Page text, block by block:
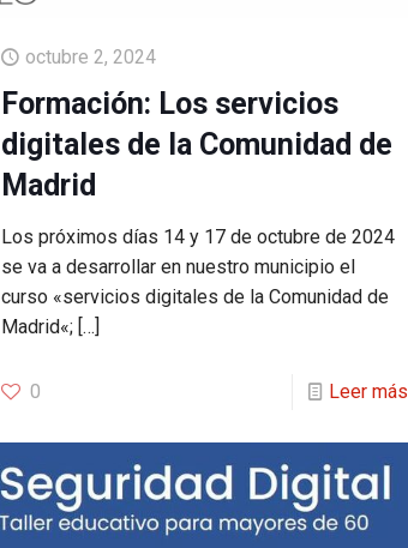
octubre 2, 2024
Formación: Los servicios
digitales de la Comunidad de
Madrid
Los próximos días 14 y 17 de octubre de 2024
se va a desarrollar en nuestro municipio el
curso «servicios digitales de la Comunidad de
Madrid«;[…]
0 Leer más